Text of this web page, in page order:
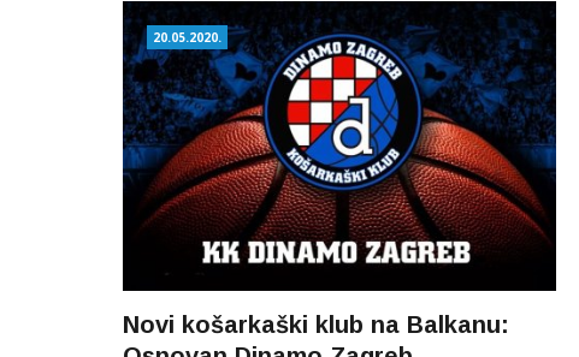
20.05.2020.
Novi košarkaški klub na Balkanu: